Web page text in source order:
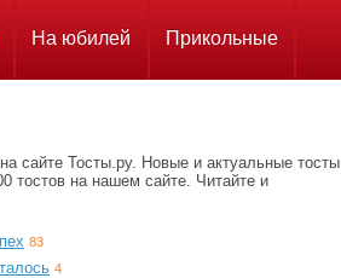
На юбилей Прикольные
сайте Тосты.ру. Новые и актуальные тосты
тостов на нашем сайте. Читайте и
83
4